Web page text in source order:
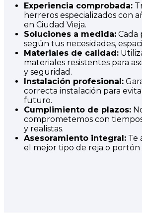
Experiencia comprobada:
herreros especializados con
en Ciudad Vieja.
Soluciones a medida: Cada
según tus necesidades,
Materiales de calidad:
materiales resistentes para
y seguridad.
Instalación profesional:
correcta instalación para
futuro.
Cumplimiento de plazos:
comprometemos con
y realistas.
Asesoramiento integral: Te
el mejor tipo de reja o portón